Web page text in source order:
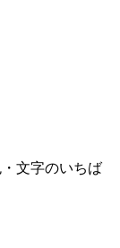
文字のいちば